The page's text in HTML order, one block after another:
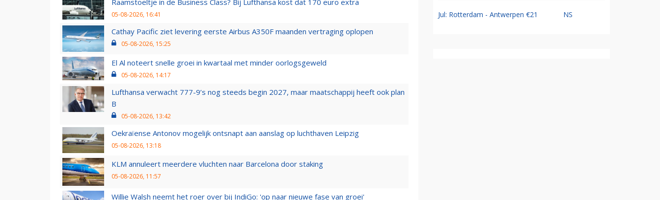
Raamstoeltje in de Business Class? Bij Lufthansa kost dat 170 euro extra
05-08-2026, 16:41
Cathay Pacific ziet levering eerste Airbus A350F maanden vertraging oplopen
05-08-2026, 15:25
El Al noteert snelle groei in kwartaal met minder oorlogsgeweld
05-08-2026, 14:17
Lufthansa verwacht 777-9’s nog steeds begin 2027, maar maatschappij heeft ook plan
B
05-08-2026, 13:42
Oekraïense Antonov mogelijk ontsnapt aan aanslag op luchthaven Leipzig
05-08-2026, 13:18
KLM annuleert meerdere vluchten naar Barcelona door staking
05-08-2026, 11:57
Willie Walsh neemt het roer over bij IndiGo: 'op naar nieuwe fase van groei'
Jul: Rotterdam - Antwerpen €21 NS